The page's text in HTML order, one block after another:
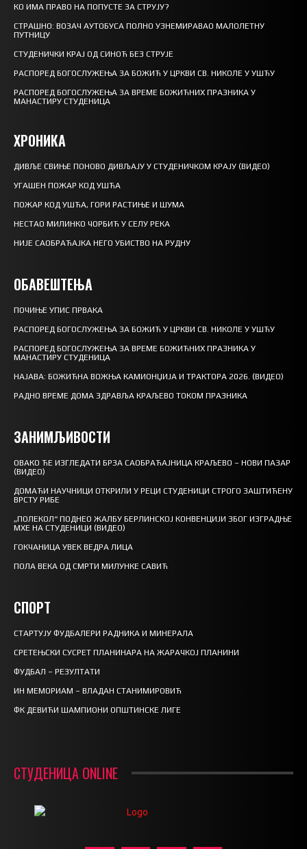
КО ИМА ПРАВО НА ПОПУСТЕ ЗА СТРУЈУ?
СТРАШНО: ВОЗАЧ АУТОБУСА ПОЛНО УЗНЕМИРАВАО МАЛОЛЕТНУ
ПУТНИЦУ
СТУДЕНИЧКИ КРАЈ ОД СИНОЋ БЕЗ СТРУЈЕ
РАСПОРЕД БОГОСЛУЖЕЊА ЗА БОЖИЋ У ЦРКВИ СВ. НИКОЛЕ У УШЋУ
РАСПОРЕД БОГОСЛУЖЕЊА ЗА ВРЕМЕ БОЖИЋНИХ ПРАЗНИКА У
МАНАСТИРУ СТУДЕНИЦА
ХРОНИКА
ДИВЉЕ СВИЊЕ ПОНОВО ДИВЉАЈУ У СТУДЕНИЧКОМ КРАЈУ (ВИДЕО)
УГАШЕН ПОЖАР КОД УШЋА
ПОЖАР КОД УШЋА, ГОРИ РАСТИЊЕ И ШУМА
НЕСТАО МИЛИНКО ЧОРБИЋ У СЕЛУ РЕКА
НИЈЕ САОБРАЋАЈКА НЕГО УБИСТВО НА РУДНУ
ОБАВЕШТЕЊА
ПОЧИЊЕ УПИС ПРВАКА
РАСПОРЕД БОГОСЛУЖЕЊА ЗА БОЖИЋ У ЦРКВИ СВ. НИКОЛЕ У УШЋУ
РАСПОРЕД БОГОСЛУЖЕЊА ЗА ВРЕМЕ БОЖИЋНИХ ПРАЗНИКА У
МАНАСТИРУ СТУДЕНИЦА
НАЈАВА: БОЖИЋНА ВОЖЊА КАМИОНЏИЈА И ТРАКТОРА 2026. (ВИДЕО)
РАДНО ВРЕМЕ ДОМА ЗДРАВЉА КРАЉЕВО ТОКОМ ПРАЗНИКА
ЗАНИМЉИВОСТИ
ОВАКО ЋЕ ИЗГЛЕДАТИ БРЗА САОБРАЋАЈНИЦА КРАЉЕВО – НОВИ ПАЗАР
(ВИДЕО)
ДОМАЋИ НАУЧНИЦИ ОТКРИЛИ У РЕЦИ СТУДЕНИЦИ СТРОГО ЗАШТИЋЕНУ
ВРСТУ РИБЕ
„ПОЛЕКОЛ“ ПОДНЕО ЖАЛБУ БЕРЛИНСКОЈ КОНВЕНЦИЈИ ЗБОГ ИЗГРАДЊЕ
МХЕ НА СТУДЕНИЦИ (ВИДЕО)
ГОКЧАНИЦА УВЕК ВЕДРА ЛИЦА
ПОЛА ВЕКА ОД СМРТИ МИЛУНКЕ САВИЋ
СПОРТ
СТАРТУЈУ ФУДБАЛЕРИ РАДНИКА И МИНЕРАЛА
СРЕТЕЊСКИ СУСРЕТ ПЛАНИНАРА НА ЖАРАЧКОЈ ПЛАНИНИ
ФУДБАЛ – РЕЗУЛТАТИ
ИН МЕМОРИАМ – ВЛАДАН СТАНИМИРОВИЋ
ФК ДЕВИЋИ ШАМПИОНИ ОПШТИНСКЕ ЛИГЕ
СТУДЕНИЦА ONLINE